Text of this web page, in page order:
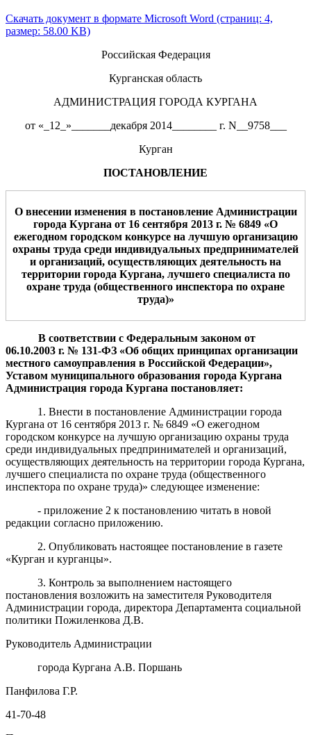
Скачать документ в формате Microsoft Word (страниц: 4,
размер: 58.00 KB)
Российская Федерация
Курганская область
АДМИНИСТРАЦИЯ ГОРОДА КУРГАНА
от «_12_»_______декабря 2014________ г. N__9758___
Курган
ПОСТАНОВЛЕНИЕ
О внесении изменения в постановление Администрации
города Кургана от 16 сентября 2013 г. № 6849 «О
ежегодном городском конкурсе на лучшую организацию
охраны труда среди индивидуальных предпринимателей
и организаций, осуществляющих деятельность на
территории города Кургана, лучшего специалиста по
охране труда (общественного инспектора по охране
труда)»
В соответствии с Федеральным законом от
06.10.2003 г. № 131-ФЗ «Об общих принципах организации
местного самоуправления в Российской Федерации»,
Уставом муниципального образования города Кургана
Администрация города Кургана постановляет:
1. Внести в постановление Администрации города
Кургана от 16 сентября 2013 г. № 6849 «О ежегодном
городском конкурсе на лучшую организацию охраны труда
среди индивидуальных предпринимателей и организаций,
осуществляющих деятельность на территории города Кургана,
лучшего специалиста по охране труда (общественного
инспектора по охране труда)» следующее изменение:
- приложение 2 к постановлению читать в новой
редакции согласно приложению.
2. Опубликовать настоящее постановление в газете
«Курган и курганцы».
3. Контроль за выполнением настоящего
постановления возложить на заместителя Руководителя
Администрации города, директора Департамента социальной
политики Пожиленкова Д.В.
Руководитель Администрации
города Кургана А.В. Поршань
Панфилова Г.Р.
41-70-48